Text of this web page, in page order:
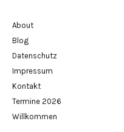
About
Blog
Datenschutz
Impressum
Kontakt
Termine 2026
Willkommen